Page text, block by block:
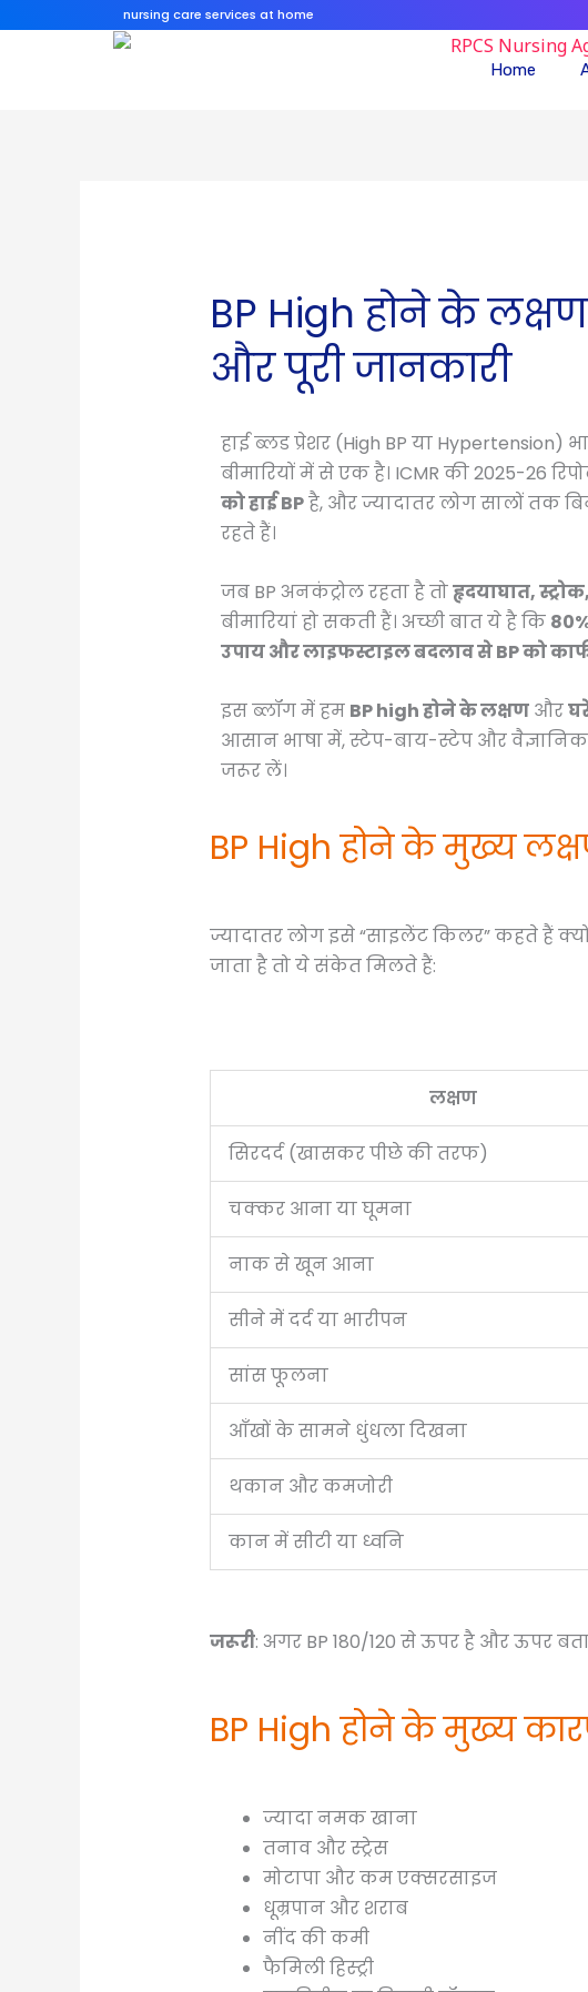
nursing care services at home
Home
BP High होने के
और पूरी जानकारी
हाई ब्लड प्रेशर (High BP या
बीमारियों में से एक है। ICMR की 2025-26
को हाई BPहै, और ज्यादातर लोग सालों तक
रहते हैं।
जब BP अनकंट्रोल रहता है तोहृदयाघात,
बीमारियां हो सकती हैं। अच्छी बात ये है कि
उपाय और लाइफस्टाइल बदलाव से BP को
इस ब्लॉग में हम BP high होने के लक्षणऔर
आसान भाषा में, स्टेप-बाय-स्टेप और
जरूर लें।
BP High होने के मुख्य
ज्यादातर लोग इसे “साइलेंट किलर” कहते हैं
जाता है तो ये संकेत मिलते हैं:
लक्षण
सिरदर्द (खासकर पीछे की तरफ)
चक्कर आना या घूमना
नाक से खून आना
सीने में दर्द या भारीपन
सांस फूलना
आँखों के सामने धुंधला दिखना
थकान और कमजोरी
कान में सीटी या ध्वनि
जरूरी: अगर BP 180/120 से ऊपर है और ऊपर
BP High होने के मुख्य
ज्यादा नमक खाना
तनाव और स्ट्रेस
मोटापा और कम एक्सरसाइज
धूम्रपान और शराब
नींद की कमी
फैमिली हिस्ट्री